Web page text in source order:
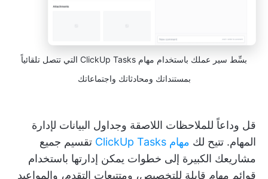
بسِّط سير عملك باستخدام مهام ClickUp Tasks التي تتصل تلقائياً
بمستنداتك ومحادثاتك واجتماعاتك
قل وداعاً للملاحظات اللاصقة وجداول البيانات لإدارة
المهام. تتيح لك مهام ClickUp Tasks
تقسيم جميع
مشاريعك الكبيرة إلى خطوات يمكن إدارتها باستخدام
قوائم مهام قابلة للتخصيص، ومتتبعات التقدم، والمواعيد